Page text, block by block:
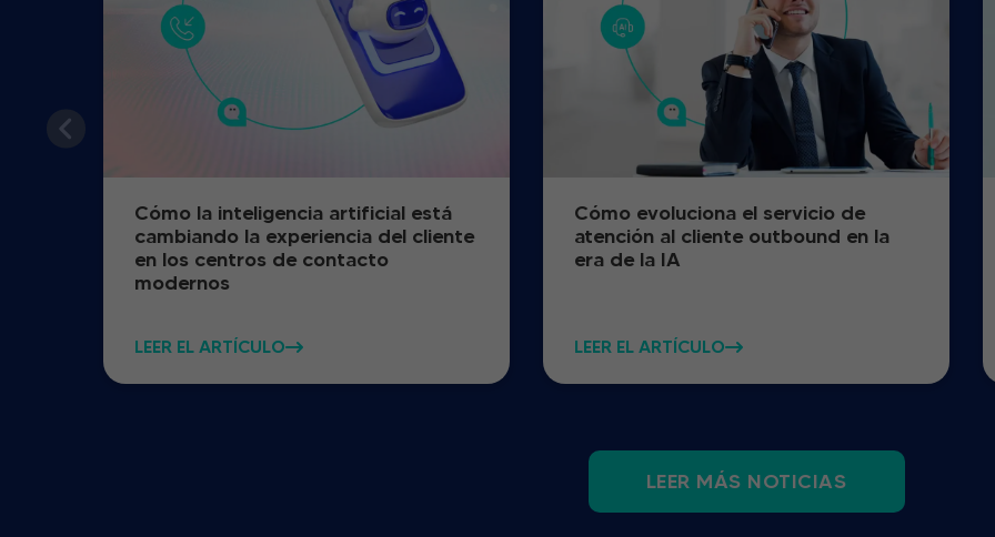
Cómo la inteligencia artificial está
cambiando la experiencia del cliente
en los centros de contacto
modernos
LEER EL ARTÍCULO
Cómo evoluciona el servicio de
atención al cliente outbound en la
era de la IA
LEER EL ARTÍCULO
LEER MÁS NOTICIAS